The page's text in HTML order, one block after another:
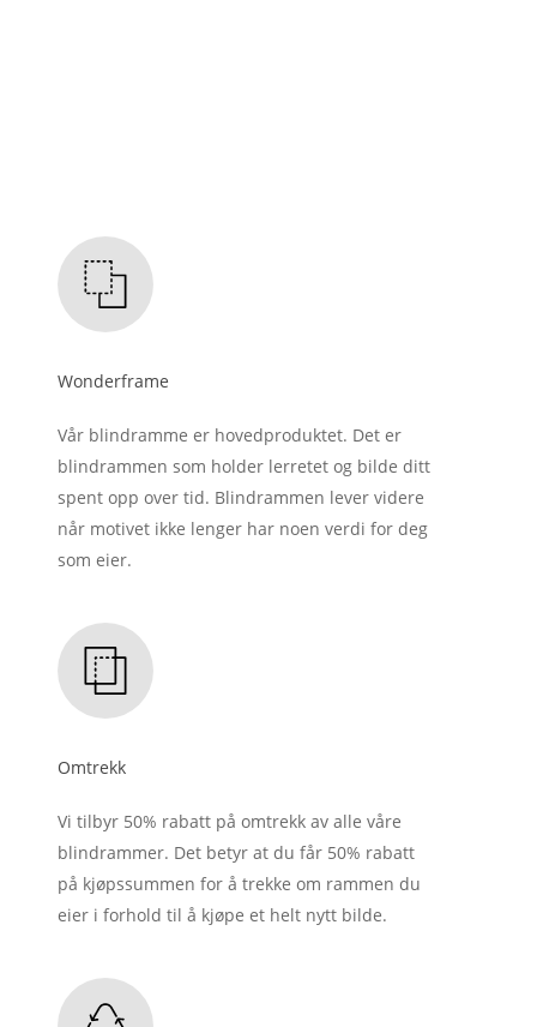
Wonderframe
Vår blindramme er hovedproduktet. Det er
blindrammen som holder lerretet og bilde ditt
spent opp over tid. Blindrammen lever videre
når motivet ikke lenger har noen verdi for deg
som eier.
Omtrekk
Vi tilbyr 50% rabatt på omtrekk av alle våre
blindrammer. Det betyr at du får 50% rabatt
på kjøpssummen for å trekke om rammen du
eier i forhold til å kjøpe et helt nytt bilde.